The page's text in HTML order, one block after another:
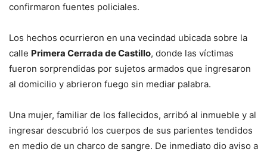
confirmaron fuentes policiales.
Los hechos ocurrieron en una vecindad ubicada sobre la
calle Primera Cerrada de Castillo, donde las víctimas
fueron sorprendidas por sujetos armados que ingresaron
al domicilio y abrieron fuego sin mediar palabra.
Una mujer, familiar de los fallecidos, arribó al inmueble y al
ingresar descubrió los cuerpos de sus parientes tendidos
en medio de un charco de sangre. De inmediato dio aviso a